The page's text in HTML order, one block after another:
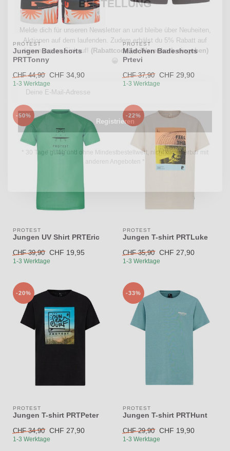
PROTEST
Jungen Badeshorts
PRTTonny
CHF 44,90 CHF 34,90
1-3 Werktage
PROTEST
Mädchen Badeshorts
Prtevi
CHF 37,90 CHF 29,90
1-3 Werktage
-50%
PROTEST
Jungen UV Shirt PRTEric
CHF 39,90 CHF 19,95
1-3 Werktage
-22%
PROTEST
Jungen T-shirt PRTLuke
CHF 35,90 CHF 27,90
1-3 Werktage
-20%
PROTEST
Jungen T-shirt PRTPeter
CHF 34,90 CHF 27,90
1-3 Werktage
-33%
PROTEST
Jungen T-shirt PRTHunt
CHF 29,90 CHF 19,90
1-3 Werktage
BESTELLUNG
Melde dich für unseren Newsletter an und bleibe über Neuheiten,
Aktionen auf dem laufenden. Zudem erhälst du 5% Rabatt auf
deinen ersten Einkauf! (Rabattcode im Warenkorb eingeben)
😀
Registrieren
* 30 Tage gültig und ohne Mindestbestellwert, nicht kumulierbar mit
anderen Angeboten *